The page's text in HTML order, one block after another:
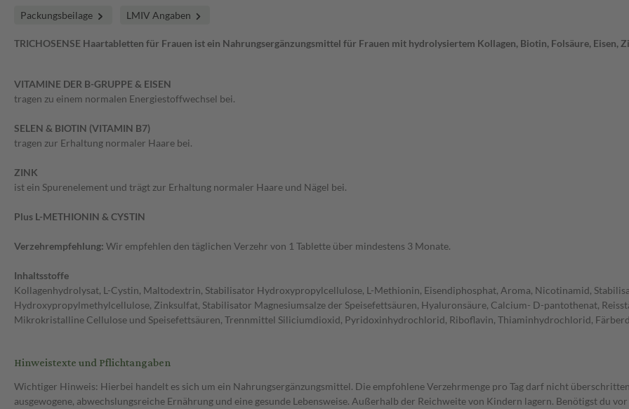
Packungsbeilage LMIV Angaben
TRICHOSENSE Haartabletten für Frauen ist ein Nahrungsergänzungsmittel für Frauen mit hydrolysiertem Kollagen, Biotin, Folsäure, Eisen,
VITAMINE DER B-GRUPPE & EISEN
tragen zu einem normalen Energiestoffwechsel bei.
SELEN & BIOTIN (VITAMIN B7)
tragen zur Erhaltung normaler Haare bei.
ZINK
ist ein Spurenelement und trägt zur Erhaltung normaler Haare und Nägel bei.
Plus L-METHIONIN & CYSTIN
Verzehrempfehlung: Wir empfehlen den täglichen Verzehr von 1 Tablette über mindestens 3 Monate.
Inhaltsstoffe
Kollagenhydrolysat, L-Cystin, Maltodextrin, Stabilisator Hydroxypropylcellulose, L-Methionin, Eisendiphosphat, Aroma, Nicotinamid,
Hydroxypropylmethylcellulose, Zinksulfat, Stabilisator Magnesiumsalze der Speisefettsäuren, Hyaluronsäure, Calcium- D-pantothenat,
Mikrokristalline Cellulose und Speisefettsäuren, Trennmittel Siliciumdioxid, Pyridoxinhydrochlorid, Riboflavin, Thiaminhydrochlorid,
Hinweistexte und Pflichtangaben
Wichtiger Hinweis: Hierbei handelt es sich um ein Nahrungsergänzungsmittel. Die empfohlene Verzehrmenge pro Tag darf nicht
ausgewogene, abwechslungsreiche Ernährung und eine gesunde Lebensweise. Außerhalb der Reichweite von Kindern lagern. Benötigst du